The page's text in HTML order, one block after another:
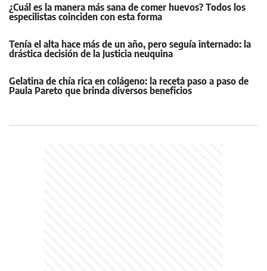
¿Cuál es la manera más sana de comer huevos? Todos los
especilistas coinciden con esta forma
Tenía el alta hace más de un año, pero seguía internado: la
drástica decisión de la Justicia neuquina
Gelatina de chía rica en colágeno: la receta paso a paso de
Paula Pareto que brinda diversos beneficios